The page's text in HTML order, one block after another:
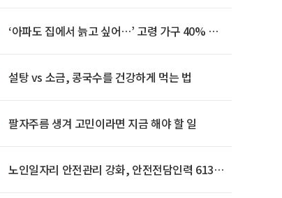
‘아파도 집에서 늙고 싶어…’ 고령 가구 40% 노
설탕 vs 소금, 콩국수를 건강하게 먹는 법
팔자주름 생겨 고민이라면 지금 해야 할 일
노인일자리 안전관리 강화, 안전전담인력 613명